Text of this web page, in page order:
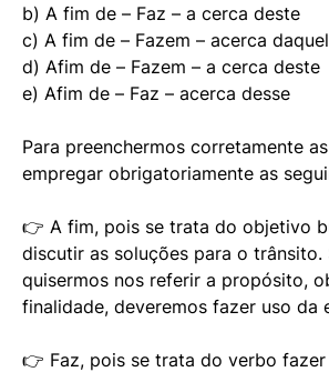
b) A fim de – Faz – a cerca deste
c) A fim de – Fazem – acerca
d) Afim de – Fazem – a cerca deste
e) Afim de – Faz – acerca desse
Para preenchermos corretamente
empregar obrigatoriamente as
👉 A fim, pois se trata do objetivo
discutir as soluções para o trânsito.
quisermos nos referir a propósito,
finalidade, deveremos fazer uso da
👉 Faz, pois se trata do verbo